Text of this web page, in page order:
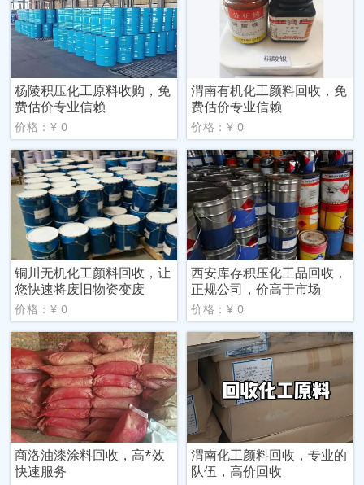
杨陵积压化工原料收购，免
费估价专业信赖
价格：¥ 0
渭南有机化工颜料回收，免
费估价专业信赖
价格：¥ 0
铜川无机化工颜料回收，让
您快速将废旧物资变废
价格：¥ 0
西安库存积压化工品回收，
正规公司，价高于市场
价格：¥ 0
商洛油漆涂料回收，高*效
快速服务
渭南化工颜料回收，专业的
队伍，高价回收